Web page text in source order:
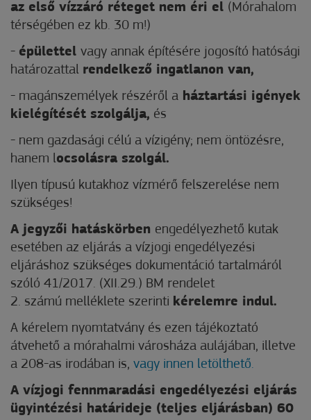
az első vízzáró réteget nem éri el (Mórahalom
térségében ez kb. 30 m!)
- épülettel vagy annak építésére jogosító hatósági
határozattal rendelkező ingatlanon van,
- magánszemélyek részéről a háztartási igények
kielégítését szolgálja, és
- nem gazdasági célú a vízigény; nem öntözésre,
hanem locsolásra szolgál.
Ilyen típusú kutakhoz vízmérő felszerelése nem
szükséges!
A jegyzői hatáskörben engedélyezhető kutak
esetében az eljárás a vízjogi engedélyezési
eljáráshoz szükséges dokumentáció tartalmáról
szóló 41/2017. (XII.29.) BM rendelet
2. számú melléklete szerinti kérelemre indul.
A kérelem nyomtatvány és ezen tájékoztató
átvehető a mórahalmi városháza aulájában, illetve
a 208-as irodában is, vagy innen letölthető.
A vízjogi fennmaradási engedélyezési eljárás
ügyintézési határideje (teljes eljárásban) 60